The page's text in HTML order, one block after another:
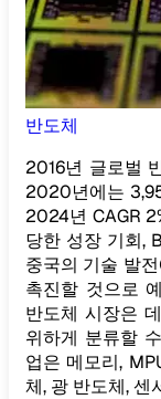
반도체
2016년 글로벌
2020년에는
2024년 CAGR
당한 성장 기회,
중국의 기술 발
촉진할 것으로
반도체 시장은
위하게 분류할
업은 메모리,
체, 광 반도체, 센